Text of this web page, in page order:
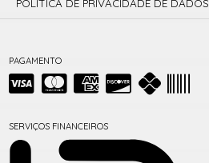
PAGAMENTO
SERVIÇOS FINANCEIROS
POLÍTICA DE PRIVACIDADE DE DADOS